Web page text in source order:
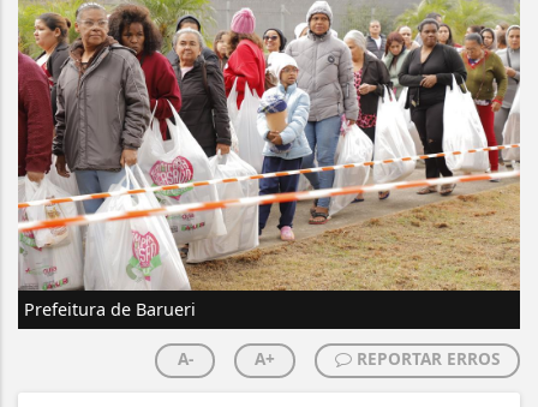
Prefeitura de Barueri
A- A+ REPORTAR ERROS